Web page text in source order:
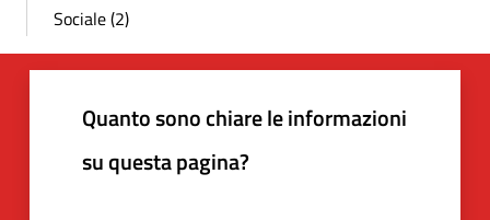
Sociale (2)
Quanto sono chiare le informazioni
su questa pagina?